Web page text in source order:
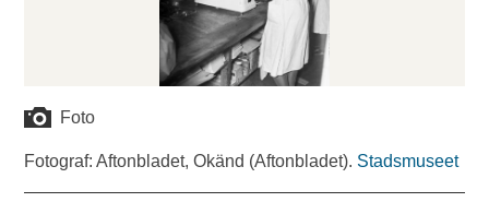
Foto
Fotograf: Aftonbladet, Okänd (Aftonbladet). Stadsmuseet